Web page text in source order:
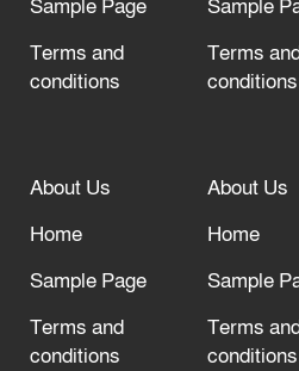
Sample Page
Terms and
conditions
Sample
Terms
conditions
About Us
Home
Sample Page
Terms and
conditions
About Us
Home
Sample
Terms
conditions